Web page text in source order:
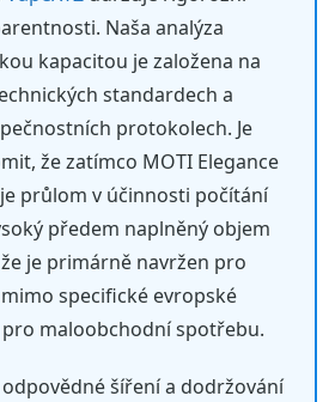
Naša analýza
kapacitou je založena na
standardech a
protokolech. Je
že zatímco MOTI Elegance
průlom v účinnosti počítání
předem naplněný objem
je primárně navržen pro
specifické evropské
maloobchodní spotřebu.
odpovědné šíření a dodržování